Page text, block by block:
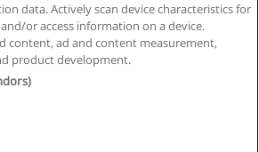
информации
Напишите Educaedu
Business S.L. - CIF : B-95610580: -
data. Actively scan device characteristics for
or access information on a device.
content, ad and content measurement,
product development.